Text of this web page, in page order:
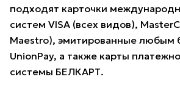
подходят карточки
систем VISA (всех видов),
Maestro), эмитированные любым
UnionPay, а также карты
системы БЕЛКАРТ.